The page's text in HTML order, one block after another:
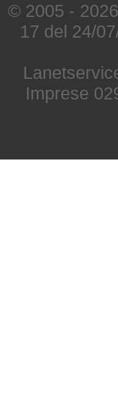
© 2005 -
17 del 24/
Imprese